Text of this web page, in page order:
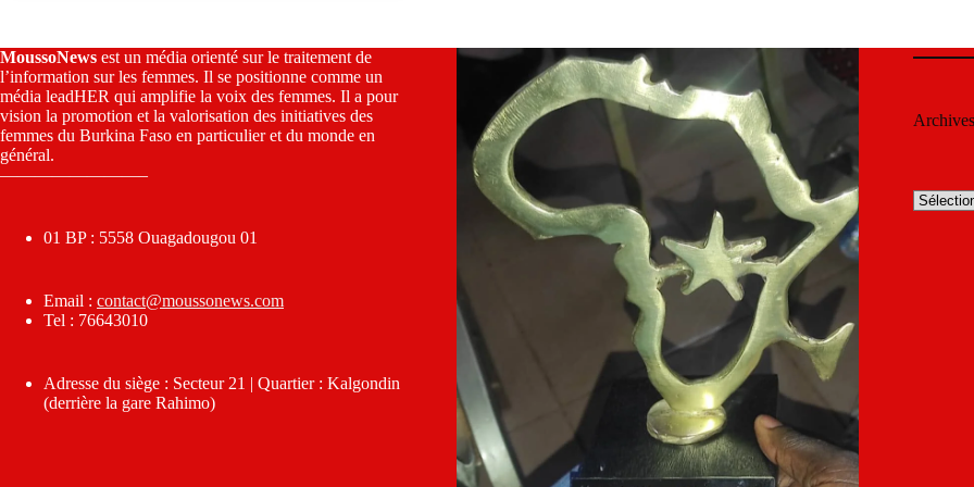
MoussoNews est un média orienté sur le traitement de
l’information sur les femmes. Il se positionne comme un
média leadHER qui amplifie la voix des femmes. Il a pour
vision la promotion et la valorisation des initiatives des
femmes du Burkina Faso en particulier et du monde en
général.
————————–
01 BP : 5558 Ouagadougou 01
Email : contact@moussonews.com
Tel : 76643010
Adresse du siège : Secteur 21 | Quartier : Kalgondin
(derrière la gare Rahimo)
Archives
Archives